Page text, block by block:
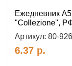
Ежедневник
"Collezione",
Артикул: 80-
6.37 р.